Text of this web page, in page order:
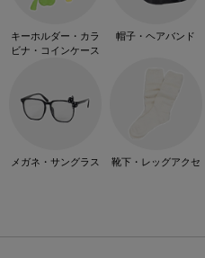
キーホルダー・カラ
ビナ・コインケース
帽子・ヘアバンド
メガネ・サングラス 靴下・レッグアクセ